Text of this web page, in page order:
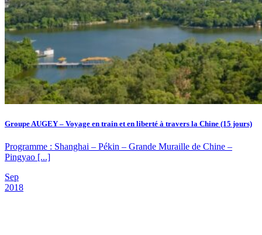
Groupe AUGEY – Voyage en train et en liberté à travers la Chine (15 jours)
Programme : Shanghai – Pékin – Grande Muraille de Chine –
Pingyao [...]
Sep
2018